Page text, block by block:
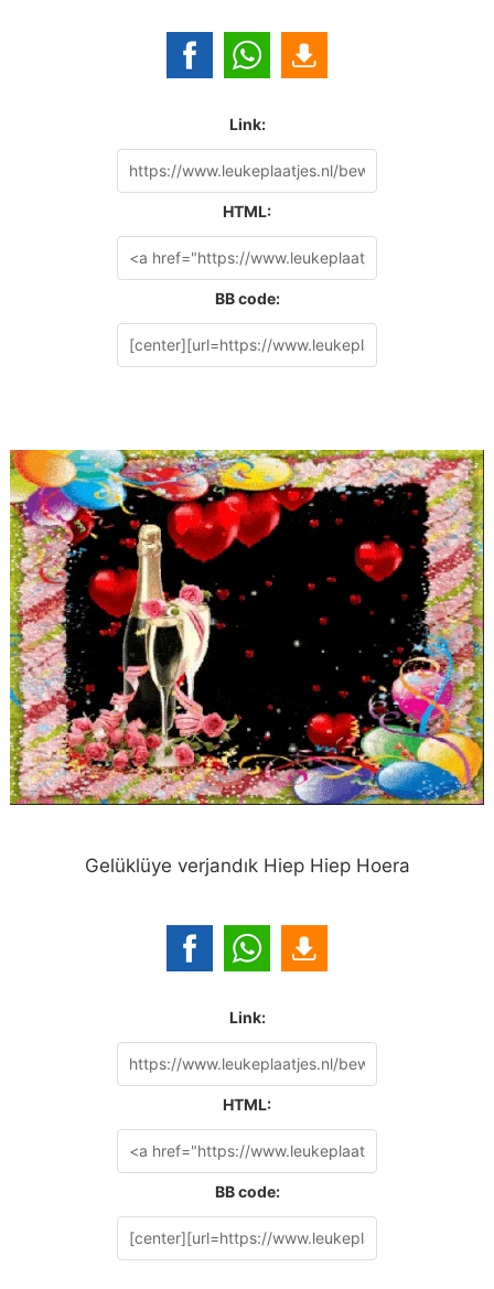
Link:
HTML:
BB code:
Gelüklüye verjandık Hiep Hiep Hoera
Link:
HTML:
BB code: